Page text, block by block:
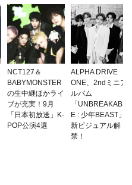
NCT127＆
BABYMONSTER
の生中継ほかライ
ブが充実！9月
「日本初放送」K-
POP公演4選
ALPHA DRIVE
ONE、2ndミニア
ルバム
「UNBREAKABL
E : 少年BEAST」
新ビジュアル解
禁！